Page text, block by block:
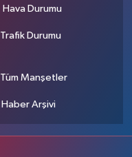
Hava Durumu
Trafik Durumu
Tüm Manşetler
Haber Arşivi